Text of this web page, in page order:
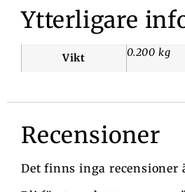
Ytterligare
Vikt 0.200 kg
Recensioner
Det finns inga recensioner